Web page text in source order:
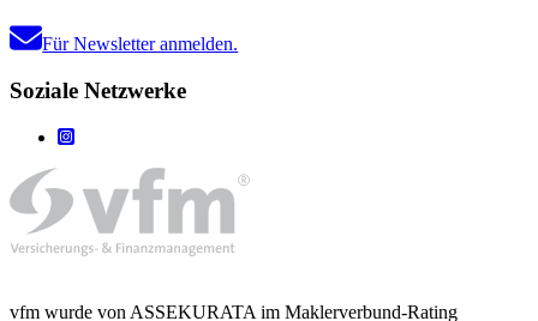
Für Newsletter anmelden.
Soziale Netzwerke
vfm wurde von ASSEKURATA im Maklerverbund-Rating